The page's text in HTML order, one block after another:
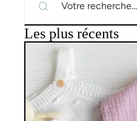
Les plus récents